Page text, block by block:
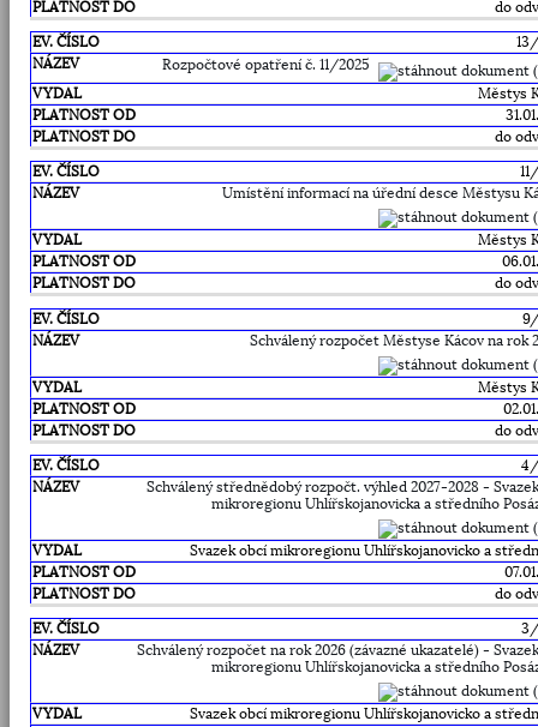
do
Rozpočtové opatření č. 11/2025
Městys
do
Umístění informací na úřední desce Městysu
Městys
do
Schválený rozpočet Městyse Kácov na rok
Městys
do
4/
Schválený střednědobý rozpočt. výhled 2027-2028 -
mikroregionu Uhlířskojanovicka a středního
Svazek obcí mikroregionu Uhlířskojanovicko a
do
3/
Schválený rozpočet na rok 2026 (závazné ukazatelé) -
mikroregionu Uhlířskojanovicka a středního
Svazek obcí mikroregionu Uhlířskojanovicko a